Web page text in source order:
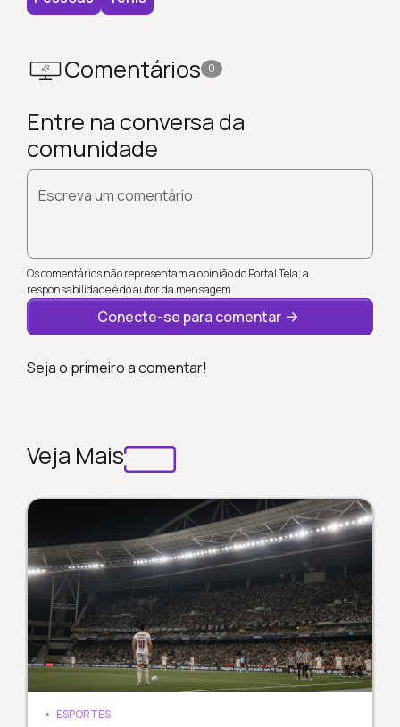
Comentários 0
Entre na conversa da
comunidade
Escreva um comentário
Os comentários não representam a opinião do Portal Tela; a
responsabilidade é do autor da mensagem.
Conecte-se para comentar
Seja o primeiro a comentar!
Veja Mais
ESPORTES